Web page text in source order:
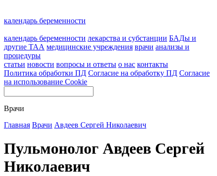
календарь беременности
календарь беременности лекарства и субстанции БАДы и
другие ТАА медицинские учреждения врачи анализы и
процедуры
статьи новости вопросы и ответы о нас контакты
Политика обработки ПД Согласие на обработку ПД Согласие
на использование Cookie
Врачи
Главная Врачи Авдеев Сергей Николаевич
Пульмонолог Авдеев Сергей
Николаевич